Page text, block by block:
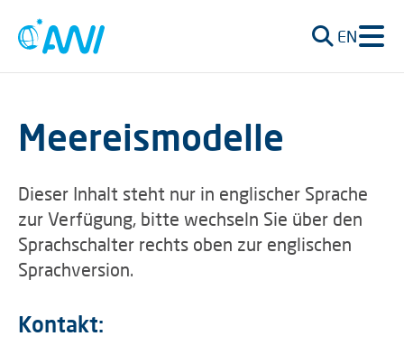
EN
Meereismodelle
Dieser Inhalt steht nur in englischer Sprache
zur Verfügung, bitte wechseln Sie über den
Sprachschalter rechts oben zur englischen
Sprachversion.
Kontakt: